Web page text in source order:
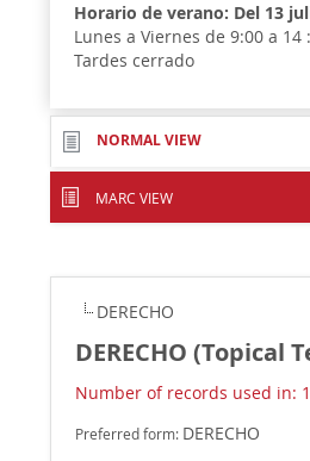
Horario de verano: Del 13
Lunes a Viernes de 9:00 a 14
Tardes cerrado
NORMAL VIEW
MARC VIEW
DERECHO
DERECHO (Topical
Number of records used in:
Preferred form: DERECHO